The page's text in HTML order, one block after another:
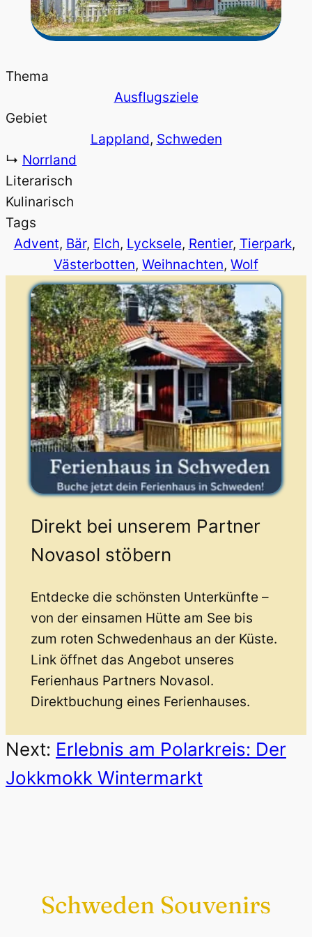
Thema
Ausflugsziele
Gebiet
Lappland, Schweden
↳ Norrland
Literarisch
Kulinarisch
Tags
Advent, Bär, Elch, Lycksele, Rentier, Tierpark
Västerbotten, Weihnachten, Wolf
Direkt bei unserem Partner
Novasol stöbern
Entdecke die schönsten Unterkünfte –
von der einsamen Hütte am See bis
zum roten Schwedenhaus an der Küste.
Link öffnet das Angebot unseres
Ferienhaus Partners Novasol.
Direktbuchung eines Ferienhauses.
Next: Erlebnis am Polarkreis: Der
Jokkmokk Wintermarkt
Schweden Souvenirs